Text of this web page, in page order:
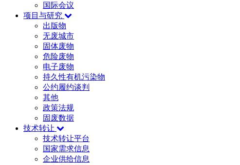
国际会议
项目与研究
出版物
无废城市
固体废物
危险废物
电子废物
持久性有机污染物
公约履约谈判
其他
政策法规
固废数据
技术转让
技术转让平台
国家需求信息
企业供给信息